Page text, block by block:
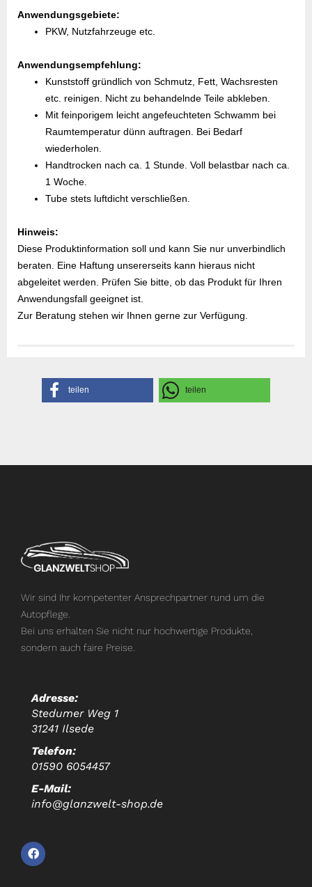
Anwendungsgebiete:
PKW, Nutzfahrzeuge etc.
Anwendungsempfehlung:
Kunststoff gründlich von Schmutz, Fett, Wachsresten
etc. reinigen. Nicht zu behandelnde Teile abkleben.
Mit feinporigem leicht angefeuchteten Schwamm bei
Raumtemperatur dünn auftragen. Bei Bedarf
wiederholen.
Handtrocken nach ca. 1 Stunde. Voll belastbar nach ca.
1 Woche.
Tube stets luftdicht verschließen.
Hinweis:
Diese Produktinformation soll und kann Sie nur unverbindlich
beraten. Eine Haftung unsererseits kann hieraus nicht
abgeleitet werden. Prüfen Sie bitte, ob das Produkt für Ihren
Anwendungsfall geeignet ist.
Zur Beratung stehen wir Ihnen gerne zur Verfügung.
teilen teilen
Wir sind Ihr kompetenter Ansprechpartner rund um die
Autopflege.
Bei uns erhalten Sie nicht nur hochwertige Produkte,
sondern auch faire Preise.
Adresse:
Stedumer Weg 1
31241 Ilsede
Telefon:
01590 6054457
E-Mail:
info@glanzwelt-shop.de